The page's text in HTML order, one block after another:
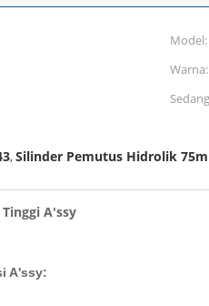
Model:
Warna:
,Silinder Pemutus Hidrolik
A'ssy
A'ssy: